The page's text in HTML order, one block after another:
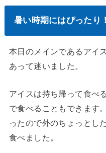
暑い時期にはぴったり
本日のメインであるアイ
あって迷いました。
アイスは持ち帰って食べ
で食べることもできます
ったので外のちょっとし
食べました。